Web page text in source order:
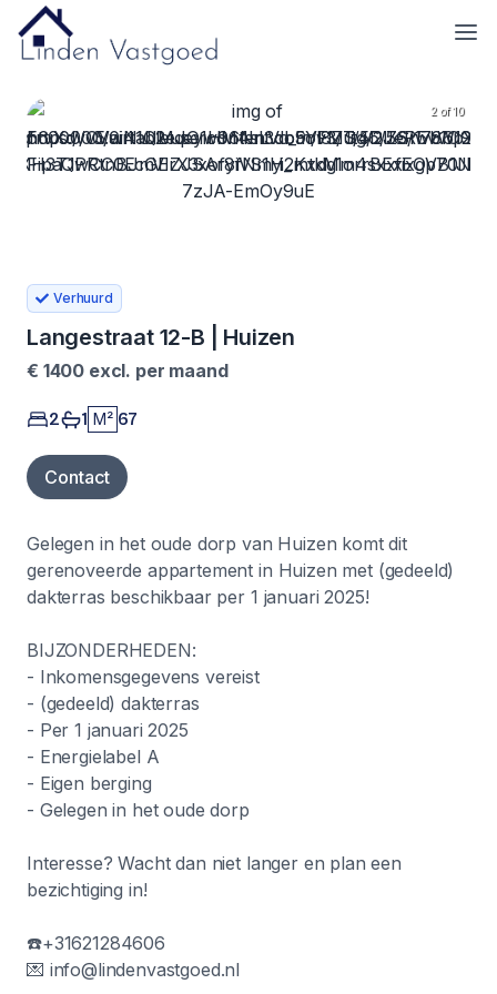
2 of 10
Verhuurd
Langestraat 12-B | Huizen
€ 1400 excl. per maand
2 1 M² 67
Contact
Gelegen in het oude dorp van Huizen komt dit
gerenoveerde appartement in Huizen met (gedeeld)
dakterras beschikbaar per 1 januari 2025!
BIJZONDERHEDEN:
- Inkomensgegevens vereist
- (gedeeld) dakterras
- Per 1 januari 2025
- Energielabel A
- Eigen berging
- Gelegen in het oude dorp
Interesse? Wacht dan niet langer en plan een
bezichtiging in!
☎️+31621284606
💌 info@lindenvastgoed.nl